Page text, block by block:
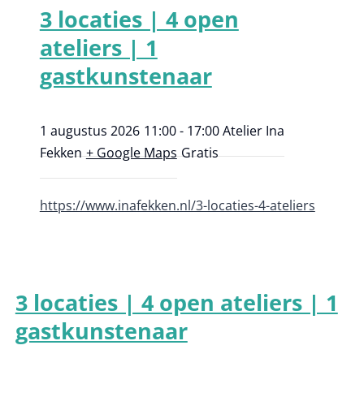
3 locaties | 4 open
ateliers | 1
gastkunstenaar
1 augustus 2026 11:00 - 17:00Atelier Ina
Fekken + Google Maps Gratis
https://www.inafekken.nl/3-locaties-4-ateliers
3 locaties | 4 open ateliers | 1
gastkunstenaar